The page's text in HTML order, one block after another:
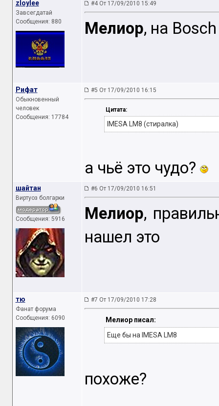
zloylee
Завсегдатай
Сообщения: 880
#4 От 17/09/2010 15:49
Мелиор, на
Рифат
Обыкновенный
человек
Сообщения: 17784
#5 От 17/09/2010 16:15
Цитата:
IMESA LM8 (стиралка)
а чьё это чудо?
шайтан
Виртуоз болгарки
Сообщения: 5916
#6 От 17/09/2010 16:51
Мелиор,
нашел это
тю
Фанат форума
Сообщения: 6090
#7 От 17/09/2010 17:28
Мелиор писал:
Еще бы на IMESA LM8
похоже?